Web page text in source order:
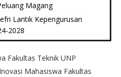
Magang
Lantik Kepengurusan
2028
Fakultas Teknik UNP
Mahasiswa Fakultas